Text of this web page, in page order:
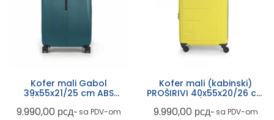
Kofer mali Gabol
39x55x21/25 cm ABS
XP zelena
9.990,00 рсд~ sa PDV-om
Kofer mali (kabinski)
PROŠIRIVI 40x55x20/26 cm
Future Gabol žuta
9.990,00 рсд~ sa PDV-om